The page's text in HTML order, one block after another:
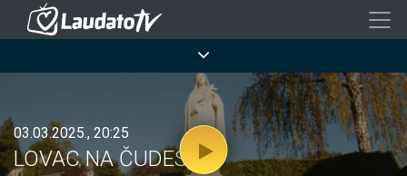
Skoči
sadržaj
03.03.2025., 20:25
LOVAC NA ČUDESA